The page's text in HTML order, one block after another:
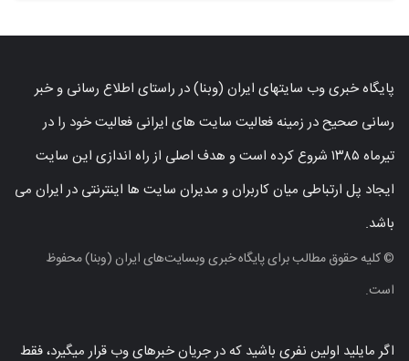
پایگاه خبری وب سایتهای ایران (وبنا) در راستای اطلاع رسانی و خبر
رسانی صحیح در زمینه فعالیت سایت های ایرانی فعالیت خود را در
تیرماه ۱۳۸۵ شروع کرده است و هدف اصلی از راه اندازی این سایت
ایجاد پل ارتباطی میان کاربران و مدیران سایت ها اینترنتی در ایران می
باشد.
© کلیه حقوق مطالب برای پایگاه خبری وبسایت‌های ایران (وبنا) محفوظ
است.
اگر مایلید اولین نفری باشید که در جریان خبرهای وب قرار میگیرد، فقط